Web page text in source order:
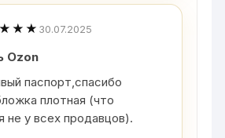
30.07.2025
Ozon
паспорт,спасибо
плотная (что
не у всех продавцов).